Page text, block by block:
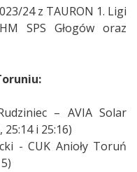
24 z TAURON 1. Ligi
SPS Głogów oraz
– AVIA Solar
25:14 i 25:16)
- CUK Anioły Toruń